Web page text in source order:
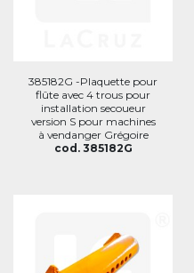
385182G -Plaquette pour
flûte avec 4 trous pour
installation secoueur
version S pour machines
à vendanger Grégoire
cod. 385182G